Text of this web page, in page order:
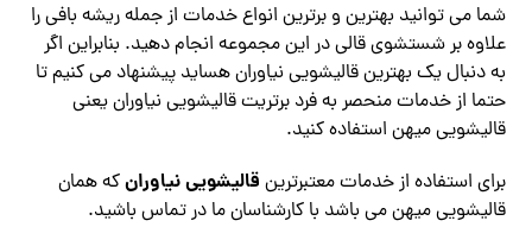
شما می توانید بهترین و برترین انواع خدمات از جمله ریشه بافی را
علاوه بر شستشوی قالی در این مجموعه انجام دهید. بنابراین اگر
به دنبال یک بهترین قالیشویی نیاوران هساید پیشنهاد می کنیم تا
حتما از خدمات منحصر به فرد برتریت قالیشویی نیاوران یعنی
قالیشویی میهن استفاده کنید.
برای استفاده از خدمات معتبرترین قالیشویی نیاورانکه همان
قالیشویی میهن می باشد با کارشناسان ما در تماس باشید.